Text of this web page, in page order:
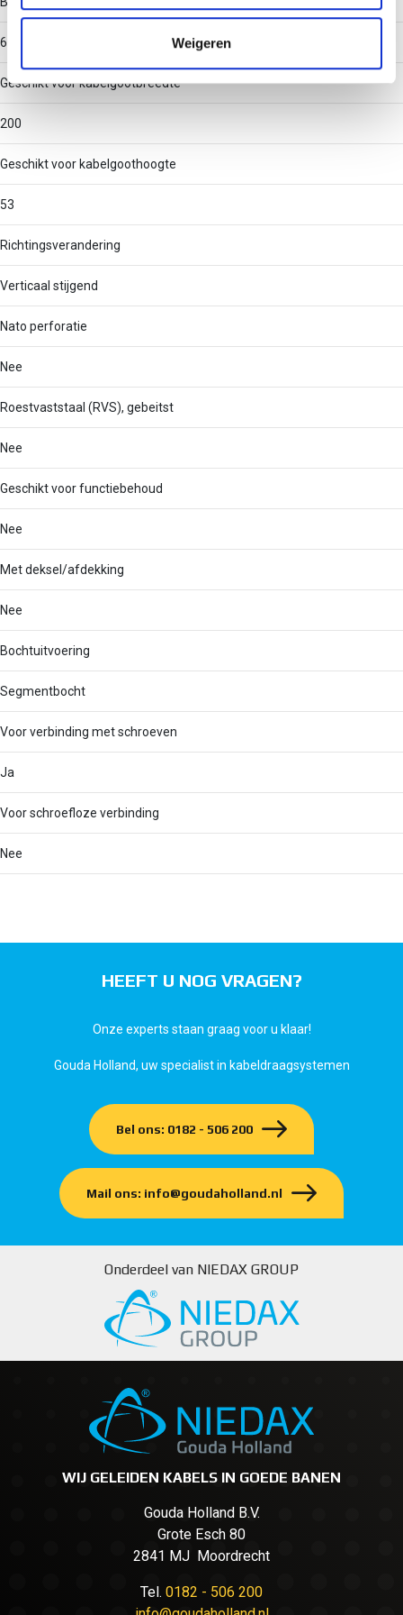
informatie die u aan ze heeft verstrekt of die ze hebben
verzameld op basis van uw gebruik van hun services.
Weigeren
60
Geschikt voor kabelgootbreedte
200
Geschikt voor kabelgoothoogte
53
Richtingsverandering
Verticaal stijgend
Nato perforatie
Nee
Roestvaststaal (RVS), gebeitst
Nee
Geschikt voor functiebehoud
Nee
Met deksel/afdekking
Nee
Bochtuitvoering
Segmentbocht
Voor verbinding met schroeven
Ja
Voor schroefloze verbinding
Nee
HEEFT U NOG VRAGEN?
Onze experts staan graag voor u klaar!
Gouda Holland, uw specialist in kabeldraagsystemen
Bel ons: 0182 - 506 200
Mail ons: info@goudaholland.nl
Onderdeel van NIEDAX GROUP
WIJ GELEIDEN KABELS IN GOEDE BANEN
Gouda Holland B.V.
Grote Esch 80
2841 MJ Moordrecht
Tel. 0182 - 506 200